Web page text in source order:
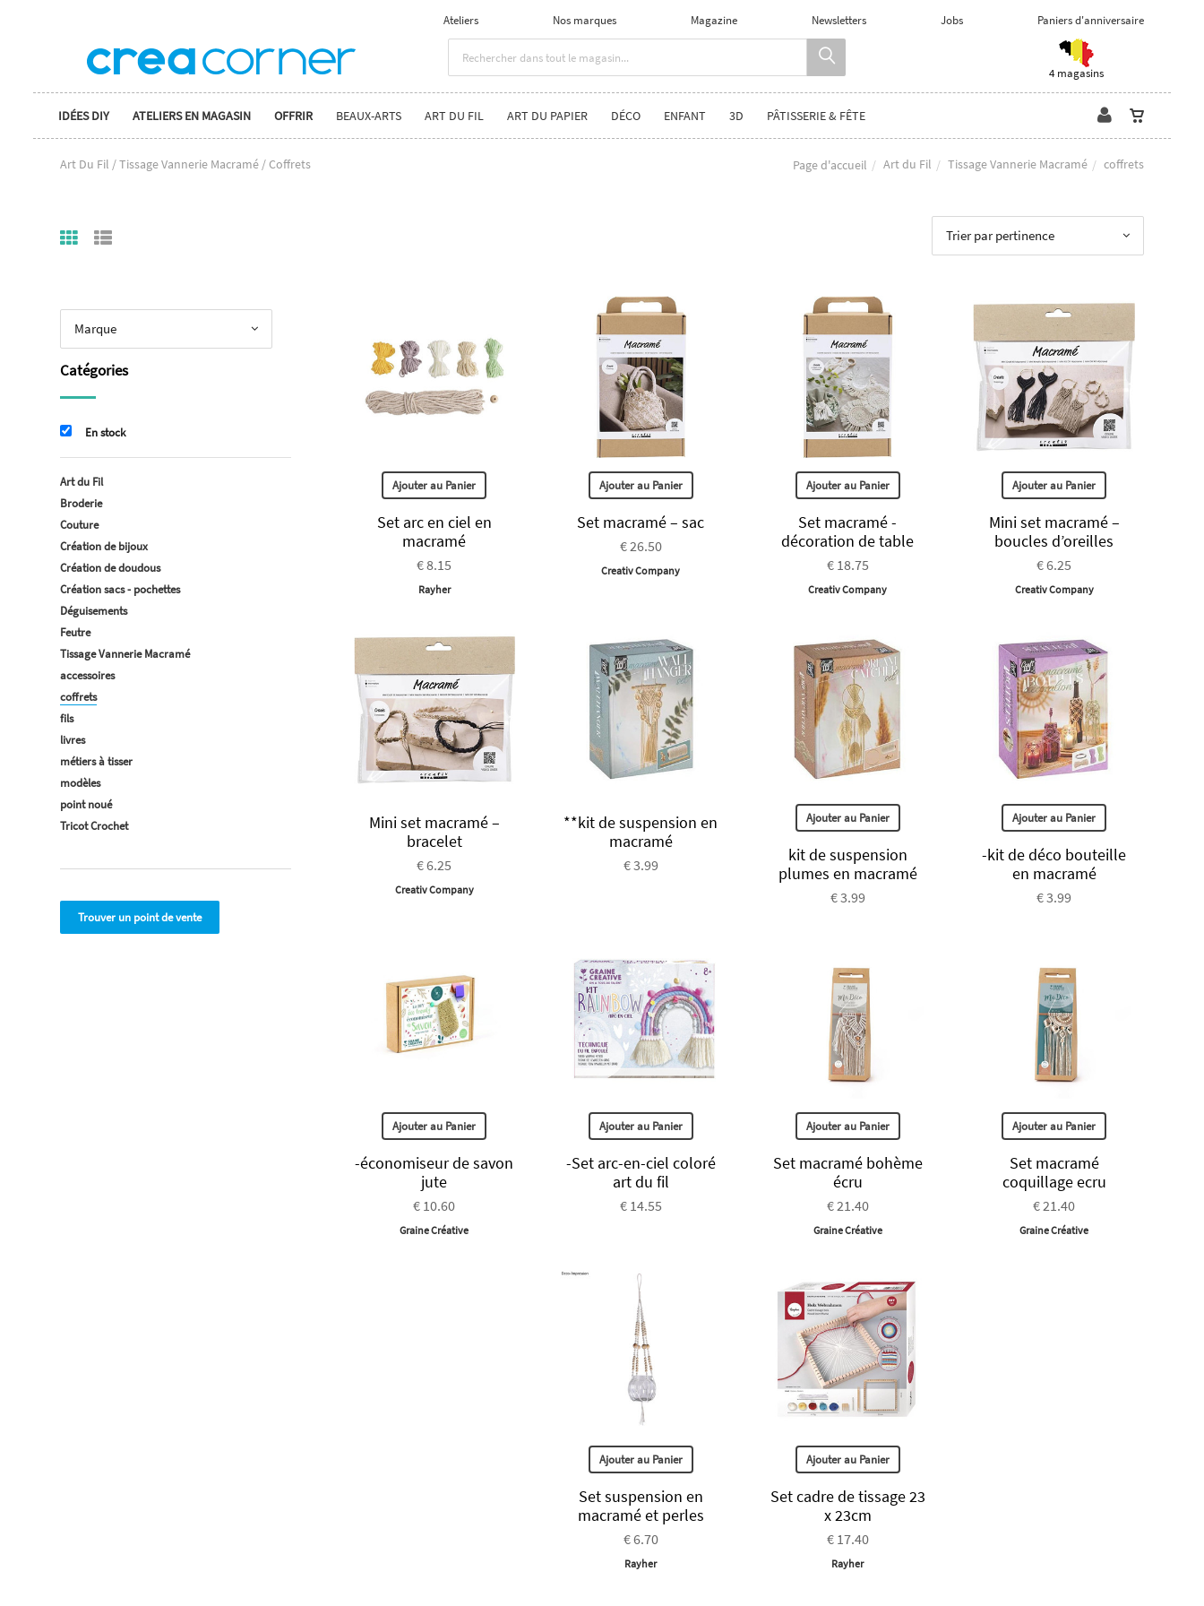
Ateliers Nos marques Magazine Newsletters Jobs Paniers d'anniversaire
4 magasins
IDÉES DIY ATELIERS EN MAGASIN OFFRIR BEAUX-ARTS ART DU FIL ART DU PAPIER DÉCO ENFANT 3D PÂTISSERIE & FÊTE
Art Du Fil / Tissage Vannerie Macramé / Coffrets Page d'accueil Art du Fil Tissage Vannerie Macramé coffrets
Trier par pertinence
Ajouter au Panier
Set arc en ciel en
macramé
€ 8.15
Rayher
Ajouter au Panier
Set macramé – sac
€ 26.50
Creativ Company
Ajouter au Panier
Set macramé -
décoration de table
€ 18.75
Creativ Company
Ajouter au Panier
Mini set macramé –
boucles d’oreilles
€ 6.25
Creativ Company
Mini set macramé –
bracelet
€ 6.25
Creativ Company
**kit de suspension en
macramé
€ 3.99
Ajouter au Panier
kit de suspension
plumes en macramé
€ 3.99
Ajouter au Panier
-kit de déco bouteille
en macramé
€ 3.99
Ajouter au Panier
-économiseur de savon
jute
€ 10.60
Graine Créative
Ajouter au Panier
-Set arc-en-ciel coloré
art du fil
€ 14.55
Ajouter au Panier
Set macramé bohème
écru
€ 21.40
Graine Créative
Ajouter au Panier
Set macramé
coquillage ecru
€ 21.40
Graine Créative
Ajouter au Panier
Set suspension en
macramé et perles
€ 6.70
Rayher
Ajouter au Panier
Set cadre de tissage 23
x 23cm
€ 17.40
Rayher
Marque
Catégories
En stock
Art du Fil
Broderie
Couture
Création de bijoux
Création de doudous
Création sacs - pochettes
Déguisements
Feutre
Tissage Vannerie Macramé
accessoires
coffrets
fils
livres
métiers à tisser
modèles
point noué
Tricot Crochet
Trouver un point de vente